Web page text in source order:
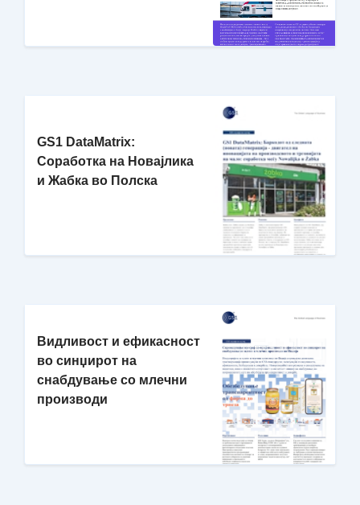
GS1 DataMatrix:
Соработка на Новајлика
и Жабка во Полска
Видливост и ефикасност
во синџирот на
снабдување со млечни
производи